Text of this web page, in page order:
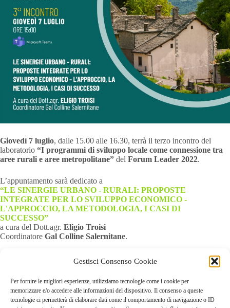
Gestisci Consenso Cookie
Per fornire le migliori esperienze, utilizziamo tecnologie come i cookie per
memorizzare e/o accedere alle informazioni del dispositivo. Il consenso a queste
tecnologie ci permetterà di elaborare dati come il comportamento di navigazione o ID
Giovedì 7 luglio, dalle 15.00 alle 16.30, terrà il terzo incontro del
laboratorio “I programmi di sviluppo locale come connessione tra
aree rurali e aree metropolitane” del Forum Leader 2022.
L’appuntamento sarà dedicato a
“LE SINERGIE URBANO - RURALI: PROPOSTE
INTEGRATE PER LO SVILUPPO ECONOMICO -
L'APPROCCIO, LA METODOLOGIA, I CASI DI
SUCCESSO”
a cura del Dott.agr. Eligio Troisi
Coordinatore Gal Colline Salernitane.
» GUARDA LA REGISTRAZIONE QUI